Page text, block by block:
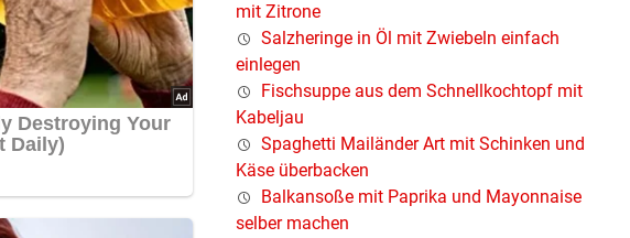
15 Minuten bei
mit Zitrone
Salzheringe in Öl mit Zwiebeln einfach
einlegen
Fischsuppe aus dem Schnellkochtopf mit
Kabeljau
Spaghetti Mailänder Art mit Schinken und
Käse überbacken
Balkansoße mit Paprika und Mayonnaise
selber machen